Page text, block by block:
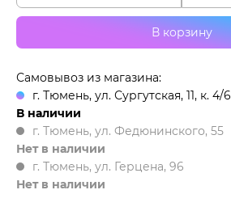
В корзину
Самовывоз из магазина:
г. Тюмень, ул. Сургутская, 11, к. 4/6
В наличии
г. Тюмень, ул. Федюнинского, 55
Нет в наличии
г. Тюмень, ул. Герцена, 96
Нет в наличии